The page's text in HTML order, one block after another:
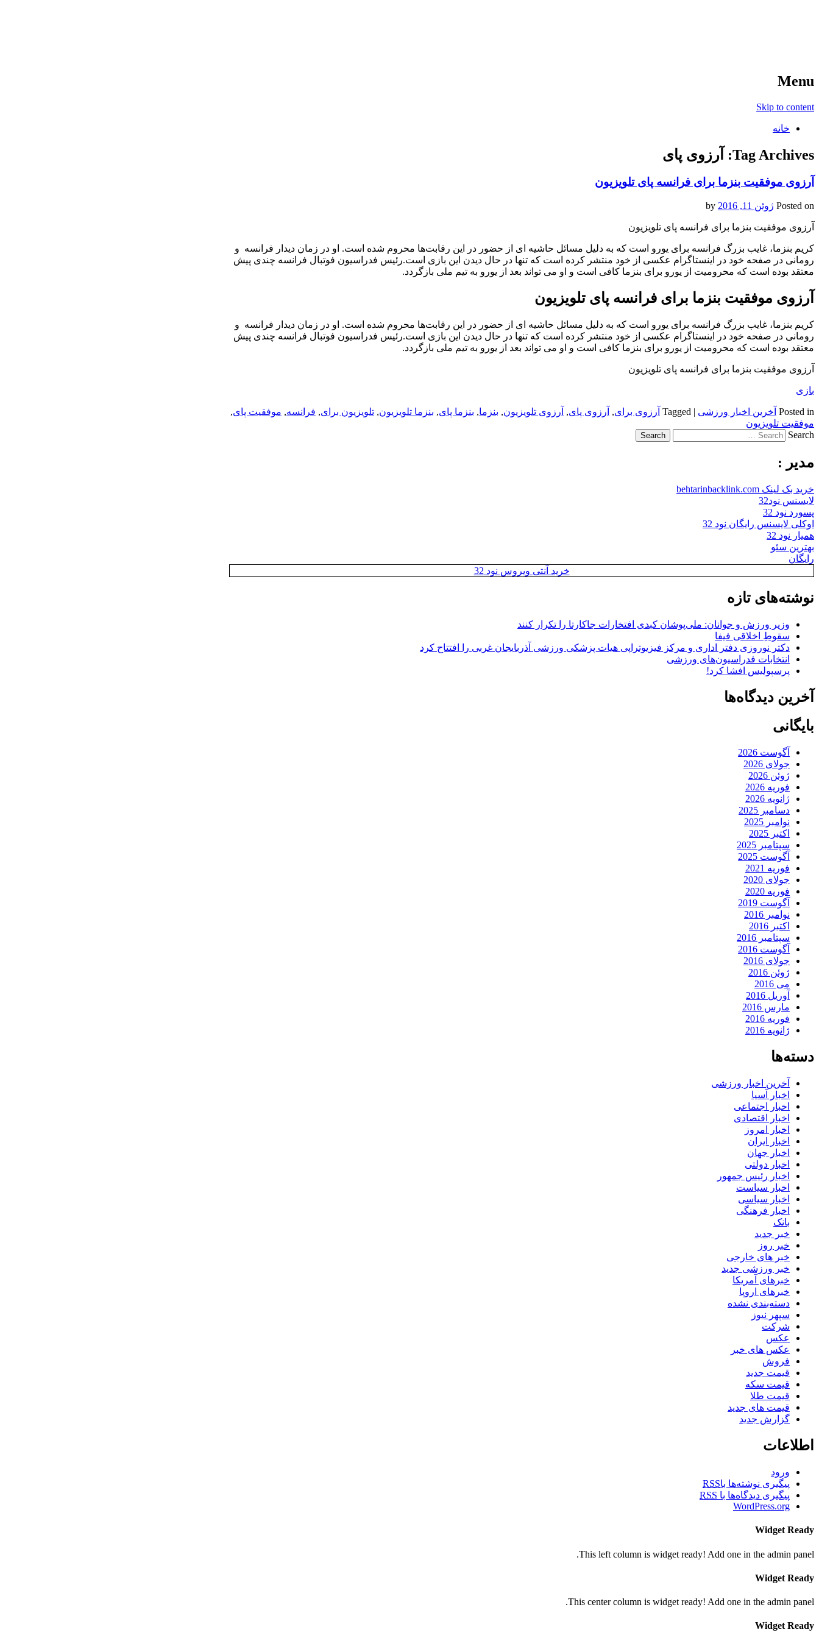
Menu
Skip to content
خانه
Tag Archives: آرزوی پای
آرزوی موفقیت بنزما برای فرانسه پای تلویزیون
Posted on ژوئن 11, 2016
آرزوی موفقیت بنزما برای فرانسه پای تلویزیون
کریم بنزما، غایب بزرگ فرانسه برای یورو است که به دلیل مسائل حاشیه ای از حضور در این رقابت‌ها محروم شده است. او در زمان دیدار فرانسه و
رومانی در صفحه خود در اینستاگرام عکسی از خود منتشر کرده است که تنها در حال دیدن این بازی است.رئیس فدراسیون فوتبال فرانسه چندی پیش
معتقد بوده است که محرومیت از یورو برای بنزما کافی است و او می تواند بعد از یورو به تیم ملی بازگردد.
آرزوی موفقیت بنزما برای فرانسه پای تلویزیون
کریم بنزما، غایب بزرگ فرانسه برای یورو است که به دلیل مسائل حاشیه ای از حضور در این رقابت‌ها محروم شده است. او در زمان دیدار فرانسه و
رومانی در صفحه خود در اینستاگرام عکسی از خود منتشر کرده است که تنها در حال دیدن این بازی است.رئیس فدراسیون فوتبال فرانسه چندی پیش
معتقد بوده است که محرومیت از یورو برای بنزما کافی است و او می تواند بعد از یورو به تیم ملی بازگردد.
آرزوی موفقیت بنزما برای فرانسه پای تلویزیون
بازی
Posted in آخرین اخبار ورزشی |
Tagged آرزوی برای, آرزوی پای, آرزوی تلویزیون, بنزما, بنزما پای, بنزما تلویزیون, تلویزیون برای, فرانسه, موفقیت پای,
موفقیت تلویزیون
Search
مدیر :
خرید بک لینک behtarinbacklink.com
لایسنس نود32
پسورد نود 32
اوکلی لایسنس رایگان نود 32
همیار نود 32
بهترین سئو
رایگان
خرید آنتی ویروس نود 32
نوشته‌های تازه
وزیر ورزش و جوانان: ملی‌پوشان کبدی افتخارات جاکارتا را تکرار کنند
سقوطِ اخلاقی فیفا
دکتر نوروزی دفتر اداری و مرکز فیزیوتراپی هیات پزشکی ورزشی آذربایجان غربی را افتتاح کرد
انتخابات فدراسیون‌های ورزشی
پرسپولیس افشا کرد!
آخرین دیدگاه‌ها
بایگانی
آگوست 2026
جولای 2026
ژوئن 2026
فوریه 2026
ژانویه 2026
دسامبر 2025
نوامبر 2025
اکتبر 2025
سپتامبر 2025
آگوست 2025
فوریه 2021
جولای 2020
فوریه 2020
آگوست 2019
نوامبر 2016
اکتبر 2016
سپتامبر 2016
آگوست 2016
جولای 2016
ژوئن 2016
می 2016
آوریل 2016
مارس 2016
فوریه 2016
ژانویه 2016
دسته‌ها
آخرین اخبار ورزشی
اخبار آسیا
اخبار اجتماعی
اخبار اقتصادی
اخبار امروز
اخبار ایران
اخبار جهان
اخبار دولتی
اخبار رئیس جمهور
اخبار سیاست
اخبار سیاسی
اخبار فرهنگی
بانک
خبر جدید
خبر روز
خبر های خارجی
خبر ورزشی جدید
خبرهای آمریکا
خبرهای اروپا
دسته‌بندی نشده
سپهر نیوز
شرکت
عکس
عکس های خبر
فروش
قیمت جدید
قیمت سکه
قیمت طلا
قیمت های جدید
گزارش جدید
اطلاعات
ورود
پیگیری نوشته‌ها باRSS
پیگیری دیدگاه‌ها با RSS
WordPress.org
Widget Ready
This left column is widget ready! Add one in the admin panel.
Widget Ready
This center column is widget ready! Add one in the admin panel.
Widget Ready